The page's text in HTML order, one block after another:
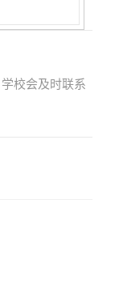
校会及时联系